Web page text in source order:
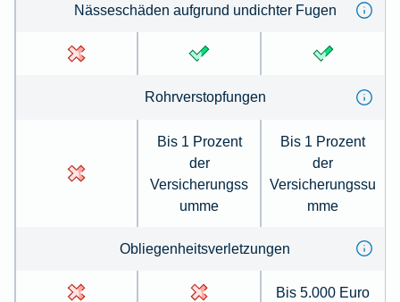
Nässe­schäden auf­grund un­dichter Fugen
Rohr­ver­stopfungen
Bis 1 Prozent
der
Versicherungss
umme
Bis 1 Prozent
der
Versicherungssu
mme
Obliegen­heits­ver­letzungen
Bis 5.000 Euro